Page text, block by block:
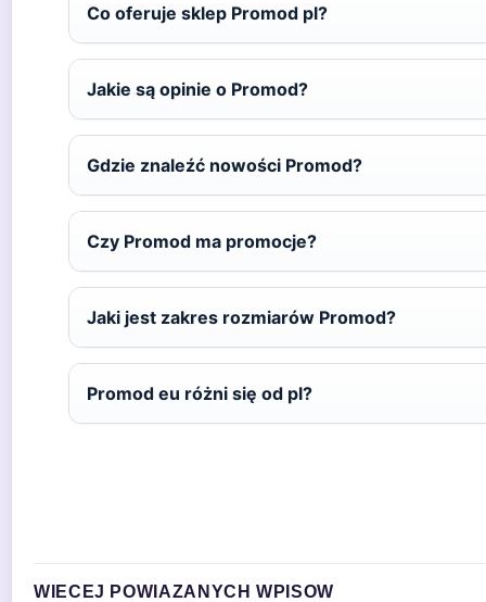
Co oferuje sklep Promod pl?
Jakie są opinie o Promod?
Gdzie znaleźć nowości Promod?
Czy Promod ma promocje?
Jaki jest zakres rozmiarów Promod?
Promod eu różni się od pl?
WIECEJ POWIAZANYCH WPISOW